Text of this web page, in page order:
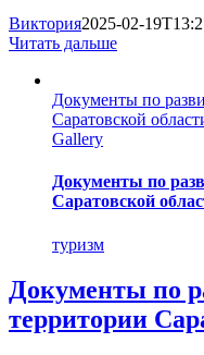
Виктория2025-02-
Читать дальше
Документы по
Саратовской
Gallery
Документы по
Саратовской
туризм
Документы по
территории